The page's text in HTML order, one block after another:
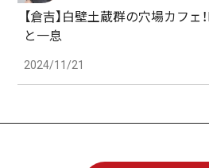
【倉吉】白壁土蔵群の穴場カフェ
と一息
2024/11/21